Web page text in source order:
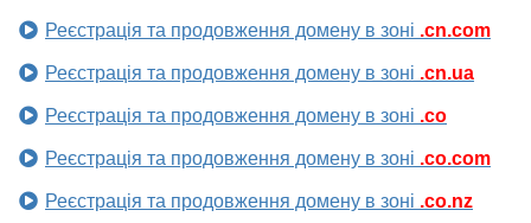
Реєстрація та продовження домену в зоні .cn.com
Реєстрація та продовження домену в зоні .cn.ua
Реєстрація та продовження домену в зоні .co
Реєстрація та продовження домену в зоні .co.com
Реєстрація та продовження домену в зоні .co.nz